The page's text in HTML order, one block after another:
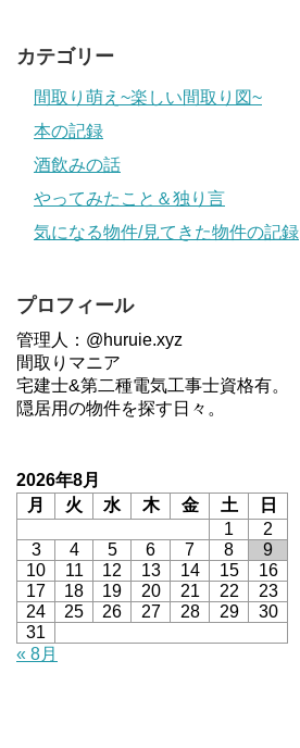
カテゴリー
間取り萌え~楽しい間取り図~
本の記録
酒飲みの話
やってみたこと＆独り言
気になる物件/見てきた物件の記録
プロフィール
管理人：@huruie.xyz
間取りマニア
宅建士&第二種電気工事士資格有。
隠居用の物件を探す日々。
2026年8月
月
火 水 木 金 土
日
1
2
3
4 5 6 7 8
9
10
11 12 13 14 15
16
17
18 19 20 21 22
23
24
25 26 27 28 29
30
31
« 8月